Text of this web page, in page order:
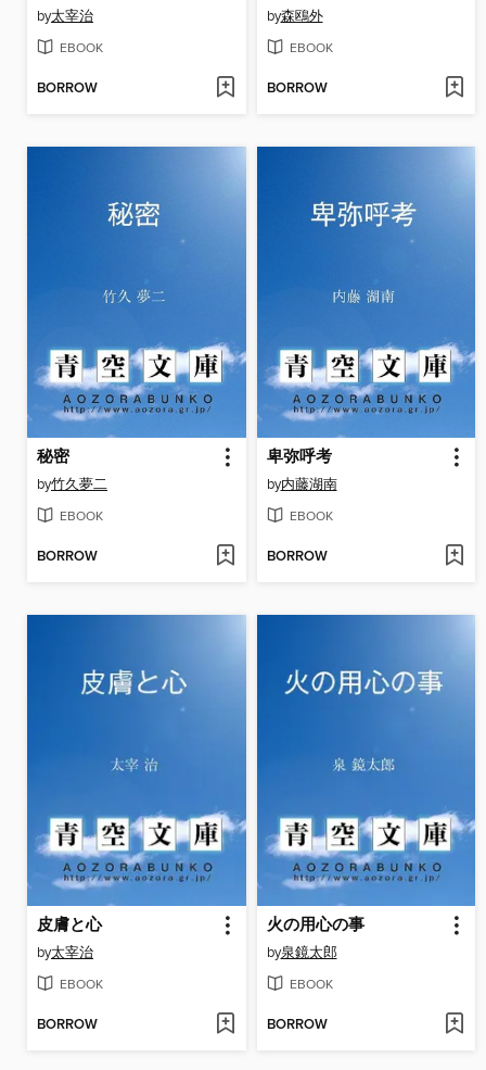
by太宰治
EBOOK
BORROW
by森鴎外
EBOOK
BORROW
秘密
by竹久夢二
EBOOK
BORROW
卑弥呼考
by内藤湖南
EBOOK
BORROW
皮膚と心
by太宰治
EBOOK
BORROW
火の用心の事
by泉鏡太郎
EBOOK
BORROW